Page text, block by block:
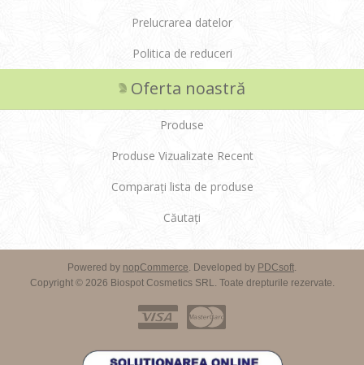
Prelucrarea datelor
Politica de reduceri
Oferta noastră
Produse
Produse Vizualizate Recent
Comparați lista de produse
Căutați
Powered by nopCommerce. Developed by PDCsoft.
Copyright © 2026 Biospot Cosmetics SRL. Toate drepturile rezervate.